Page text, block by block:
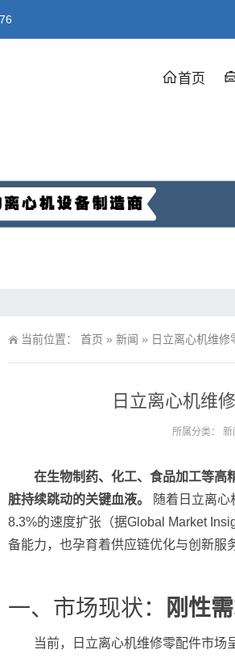
首页
当前位置： 首页 » 新闻 » 日立离心机维
日立离心机维
所属分类： 新
在生物制药、化工、食品加工等高
脏持续跳动的关键血液。
随着日立离
8.3%的速度扩张（据Global Market
备能力，也孕育着供应链优化与创新服
一、市场现状： 刚性
当前，日立离心机维修零配件市场